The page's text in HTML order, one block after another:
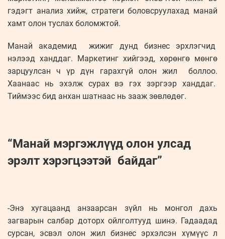
гэдэгт анализ хийж, стратеги боловсруулахад манай
хамт олон туслах боломжтой.
Манай академид жижиг дунд бизнес эрхлэгчид
нэлээд ханддаг. Маркетинг хийгээд, хөрөнгө мөнгө
зарцуулсан ч үр дүн гарахгүй олон жил боллоо.
Хаанаас нь эхэлж сурах вэ гэх зэргээр ханддаг.
Тиймээс бид анхан шатнаас нь зааж зөвлөдөг.
“Манай мэргэжлүүд олон улсад
эрэлт хэрэгцээтэй байдаг”
-Энэ хугацаанд анзаарсан зүйл нь монгол дахь
загварын салбар доторх ойлголтууд шинэ. Гадаадад
сурсан, эсвэл олон жил бизнес эрхэлсэн хүмүүс л